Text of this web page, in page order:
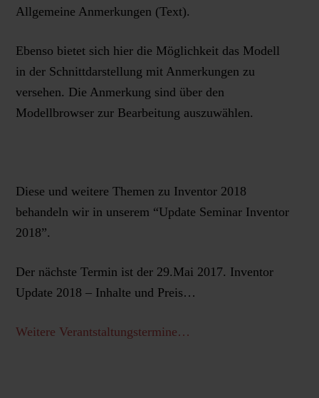
Allgemeine Anmerkungen (Text).
Ebenso bietet sich hier die Möglichkeit das Modell
in der Schnittdarstellung mit Anmerkungen zu
versehen. Die Anmerkung sind über den
Modellbrowser zur Bearbeitung auszuwählen.
Diese und weitere Themen zu Inventor 2018
behandeln wir in unserem “Update Seminar Inventor
2018”.
Der nächste Termin ist der 29.Mai 2017. Inventor
Update 2018 – Inhalte und Preis…
Weitere Verantstaltungstermine…